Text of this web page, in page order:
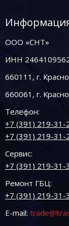
ООО «СНТ»
ИНН
660111, г.
660061, г.
Телефон:
+7 (391) 219-31-
+7 (391) 219-31-
Сервис:
+7 (391) 219-31-
Ремонт ГБЦ:
+7 (391) 219-31-
E-mail: